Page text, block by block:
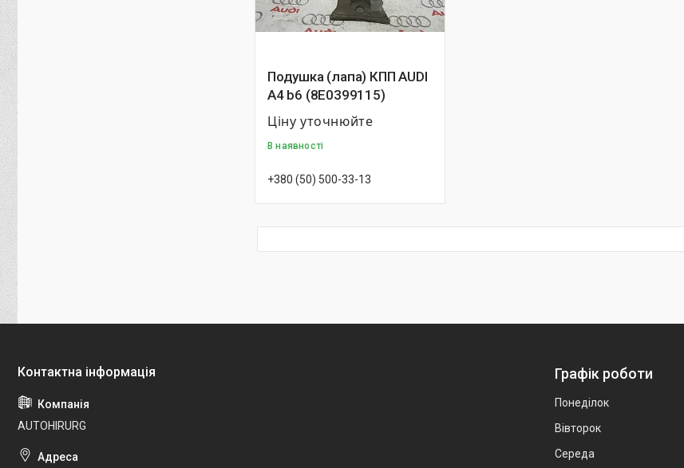
Подушка (лапа) КПП AUDI
A4 b6 (8E0399115)
Ціну уточнюйте
В наявності
+380 (50) 500-33-13
AUTOHIRURG
Графік роботи
Понеділок
Вівторок
Середа